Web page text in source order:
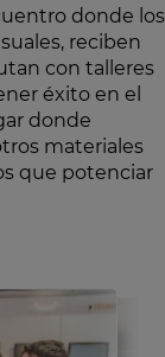
donde los
reciben
con talleres
éxito en el
donde
materiales
que potenciar